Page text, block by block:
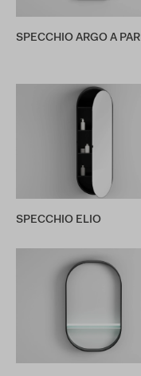
SPECCHIO ARGO A
SPECCHIO ELIO